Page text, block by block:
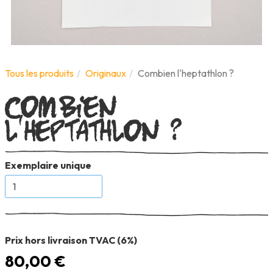
Tous les produits Originaux Combien l'heptathlon ?
Combien
l'heptathlon ?
Exemplaire unique
Prix hors livraison TVAC (6%)
80,00 €